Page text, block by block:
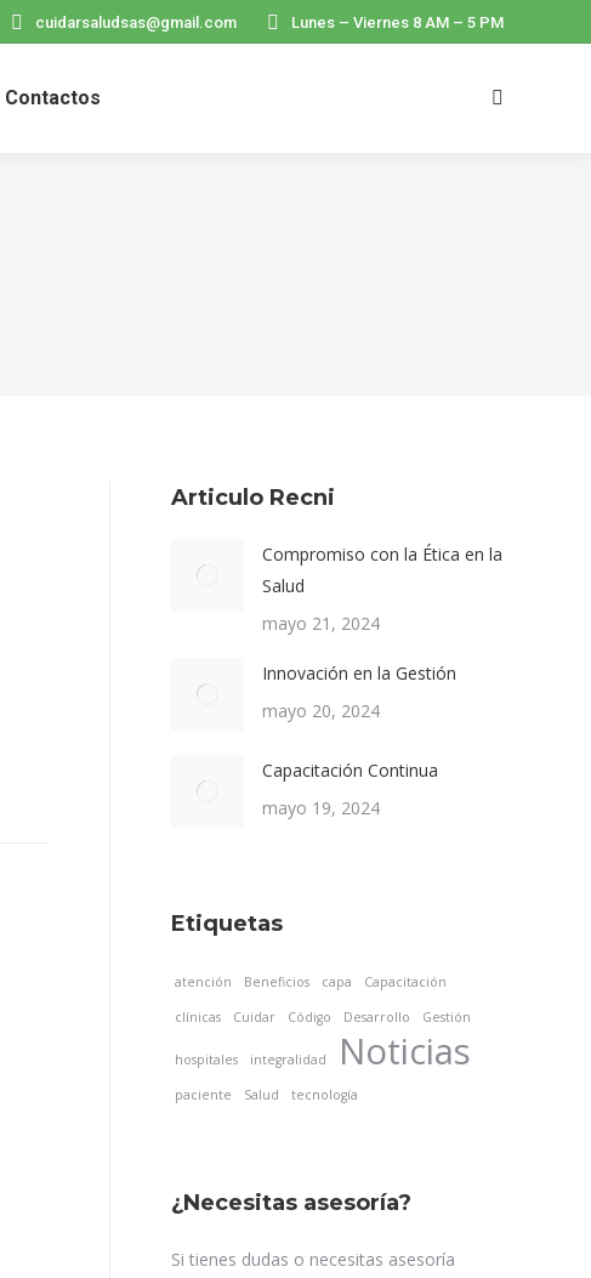
cuidarsaludsas@gmail.com Lunes – Viernes 8 AM – 5 PM
Contactos Search:
Articulo Recni
Compromiso con la Ética en la
Salud
mayo 21, 2024
Innovación en la Gestión
mayo 20, 2024
Capacitación Continua
mayo 19, 2024
Etiquetas
atención Beneficios capa Capacitación
clínicas Cuidar Código Desarrollo Gestión
hospitales integralidad Noticias
paciente Salud tecnología
¿Necesitas asesoría?
Si tienes dudas o necesitas asesoría